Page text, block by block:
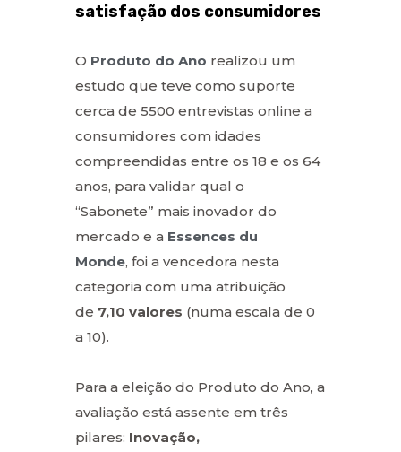
satisfação dos consumidores
O Produto do Ano realizou um
estudo que teve como suporte
cerca de 5500 entrevistas online a
consumidores com idades
compreendidas entre os 18 e os 64
anos, para validar qual o
“Sabonete” mais inovador do
mercado e a Essences du
Monde, foi a vencedora nesta
categoria com uma atribuição
de 7,10 valores (numa escala de 0
a 10).
Para a eleição do Produto do Ano, a
avaliação está assente em três
pilares: Inovação,